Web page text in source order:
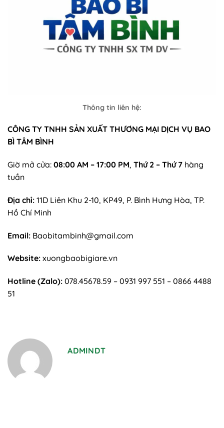
Thông tin liên hệ:
CÔNG TY TNHH SẢN XUẤT THƯƠNG MẠI DỊCH VỤ BAO
BÌ TÂM BÌNH
Giờ mở cửa: 08:00 AM – 17:00 PM, Thứ 2 – Thứ 7 hàng
tuần
Địa chỉ: 11D Liên Khu 2-10, KP49, P. Bình Hưng Hòa, TP.
Hồ Chí Minh
Email: Baobitambinh@gmail.com
Website: xuongbaobigiare.vn
Hotline (Zalo): 078.45678.59 – 0931 997 551 – 0866 4488
51
ADMINDT